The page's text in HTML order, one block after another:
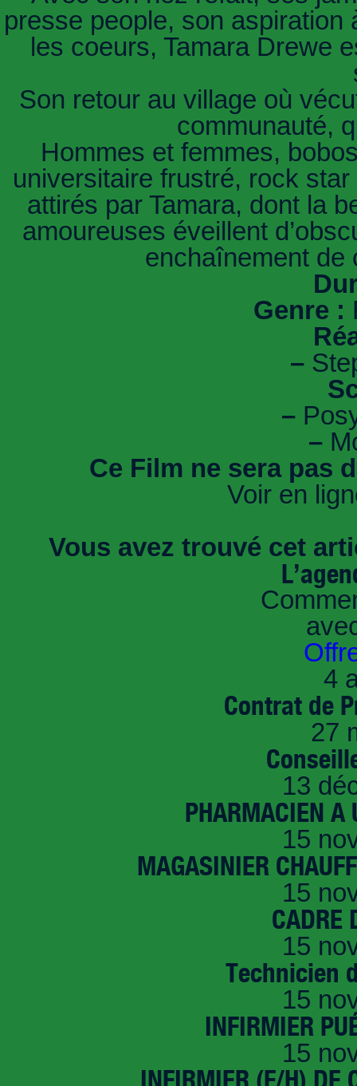
presse people, son
les coeurs, Tamara Drewe
Son retour au village où
communauté,
Hommes et femmes,
universitaire frustré, rock
attirés par Tamara, dont la
amoureuses éveillent
enchaînement de
Genre :
–
–
–
Ce Film ne sera pas
Voir en
Vous avez trouvé cet
4
Contrat de
27
13
PHARMACIEN A
15
MAGASINIER
15
CADRE
15
Technicien
15
INFIRMIER
15
INFIRMIER (F/H) DE